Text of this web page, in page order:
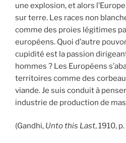
une explosion, et alors
sur terre. Les races non
comme des proies légitimes
européens. Quoi d’autre
cupidité est la passion
hommes ? Les Européens
territoires comme des
viande. Je suis conduit à
industrie de production de
(Gandhi, Unto this Last, 1910,